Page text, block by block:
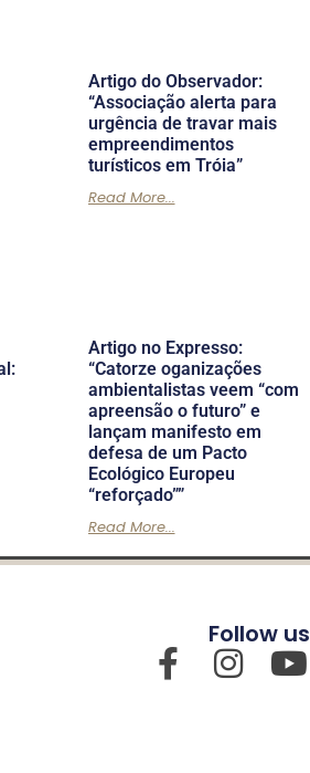
Artigo do Observador:
“Associação alerta para
urgência de travar mais
empreendimentos
turísticos em Tróia”
Read More...
Artigo no Expresso:
“Catorze oganizações
ambientalistas veem “com
apreensão o futuro” e
lançam manifesto em
defesa de um Pacto
Ecológico Europeu
“reforçado””
Read More...
Follow us